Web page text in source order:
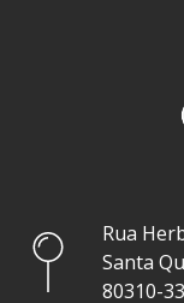
Rua
Santa
80310-